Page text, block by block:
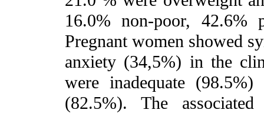
16.0% non-poor,
Pregnant women showed
anxiety (34,5%) in the
were inadequate
(82.5%). The